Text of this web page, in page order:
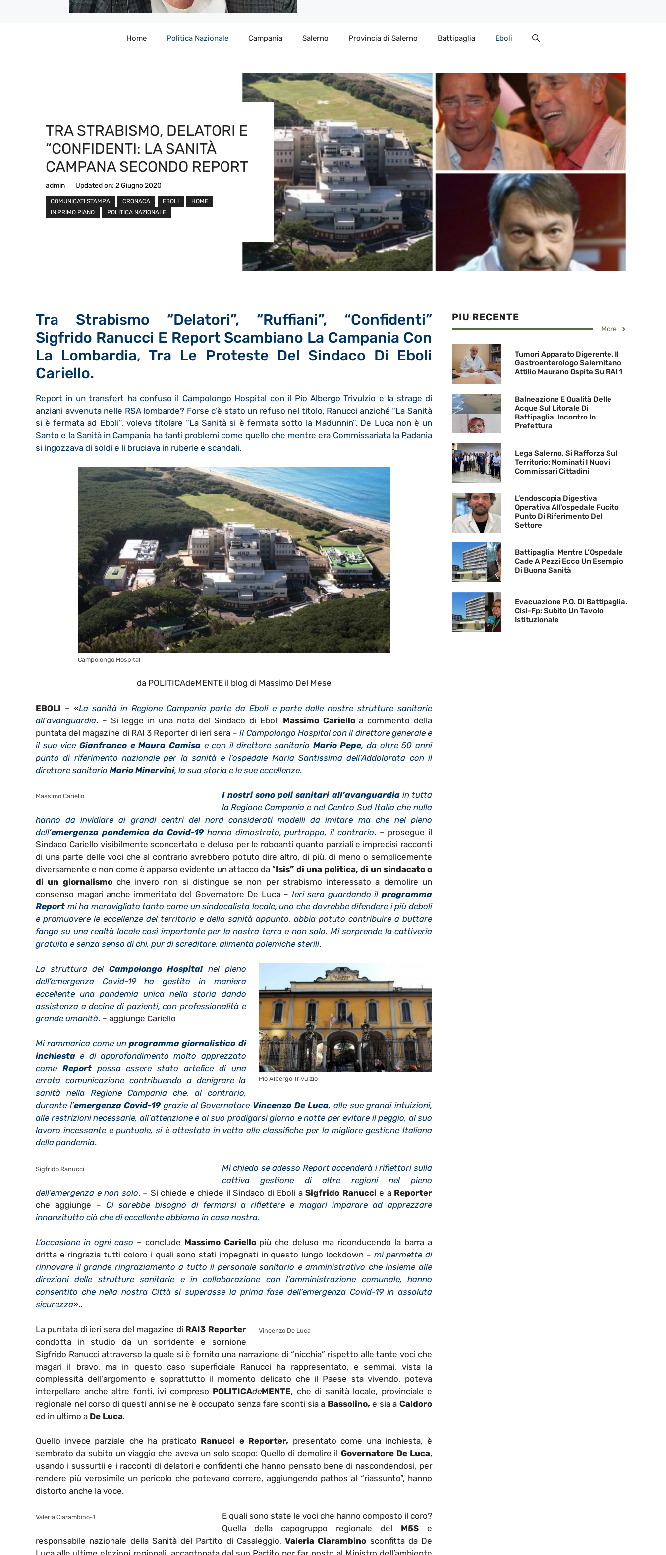
Home Politica Nazionale Campania Salerno Provincia di Salerno Battipaglia Eboli
TRA STRABISMO, DELATORI E
“CONFIDENTI: LA SANITÀ
CAMPANA SECONDO REPORT
admin Updated on: 2 Giugno 2020
COMUNICATI STAMPA CRONACA EBOLI
HOME
IN PRIMO PIANO
POLITICA NAZIONALE
Tra Strabismo “delatori”, “ruffiani”, “confidenti”
Sigfrido Ranucci E Report Scambiano La Campania Con
La Lombardia, Tra Le Proteste Del Sindaco Di Eboli
Cariello.
Report in un transfert ha confuso il Campolongo Hospital con il Pio Albergo Trivulzio e la strage di
anziani avvenuta nelle RSA lombarde? Forse c’è stato un refuso nel titolo, Ranucci anziché “La Sanità
si è fermata ad Eboli”, voleva titolare “La Sanità si è fermata sotto la Madunnin”. De Luca non è un
Santo e la Sanità in Campania ha tanti problemi come quello che mentre era Commissariata la Padania
si ingozzava di soldi e li bruciava in ruberie e scandali.
Campolongo Hospital
da POLITICAdeMENTE il blog di Massimo Del Mese
EBOLI – «La sanità in Regione Campania parte da Eboli e parte dalle nostre strutture sanitarie
all’avanguardia. – Si legge in una nota del Sindaco di Eboli Massimo Carielloa commento della
puntata del magazine di RAI 3 Reporter di ieri sera –Il Campolongo Hospital con il direttore generale e
il suo vice Gianfranco e Maura Camisae con il direttore sanitario Mario Pepe, da oltre 50 anni
punto di riferimento nazionale per la sanità e l’ospedale Maria Santissima dell’Addolorata con il
direttore sanitario Mario Minervini, la sua storia e le sue eccellenze.
Massimo Cariello I nostri sono poli sanitari all’avanguardiain tutta
la Regione Campania e nel Centro Sud Italia che nulla
hanno da invidiare ai grandi centri del nord considerati modelli da imitare ma che nel pieno
dell’emergenza pandemica da Covid-19hanno dimostrato, purtroppo, il contrario. – prosegue il
Sindaco Cariello visibilmente sconcertato e deluso per le roboanti quanto parziali e imprecisi racconti
di una parte delle voci che al contrario avrebbero potuto dire altro, di più, di meno o semplicemente
diversamente e non come è apparso evidente un attacco da “Isis” di una politica, di un sindacato o
di un giornalismoche invero non si distingue se non per strabismo interessato a demolire un
consenso magari anche immeritato del Governatore De Luca – Ieri sera guardando ilprogramma
Report mi ha meravigliato tanto come un sindacalista locale, uno che dovrebbe difendere i più deboli
e promuovere le eccellenze del territorio e della sanità appunto, abbia potuto contribuire a buttare
fango su una realtà locale così importante per la nostra terra e non solo. Mi sorprende la cattiveria
gratuita e senza senso di chi, pur di screditare, alimenta polemiche sterili.
Pio Albergo Trivulzio
La struttura del Campolongo Hospitalnel pieno
dell’emergenza Covid-19 ha gestito in maniera
eccellente una pandemia unica nella storia dando
assistenza a decine di pazienti, con professionalità e
grande umanità. – aggiunge Cariello
Mi rammarica come unprogramma giornalistico di
inchiesta e di approfondimento molto apprezzato
come Reportpossa essere stato artefice di una
errata comunicazione contribuendo a denigrare la
sanità nella Regione Campania che, al contrario,
durante l’emergenza Covid-19grazie al Governatore Vincenzo De Luca, alle sue grandi intuizioni,
alle restrizioni necessarie, all’attenzione e al suo prodigarsi giorno e notte per evitare il peggio, al suo
lavoro incessante e puntuale, si è attestata in vetta alle classifiche per la migliore gestione Italiana
della pandemia.
Sigfrido Ranucci
Mi chiedo se adesso Report accenderà i riflettori sulla
cattiva gestione di altre regioni nel pieno
dell’emergenza e non solo. – Si chiede e chiede il Sindaco di Eboli a Sigfrido Ranucci e a Reporter
che aggiunge – Ci sarebbe bisogno di fermarsi a riflettere e magari imparare ad apprezzare
innanzitutto ciò che di eccellente abbiamo in casa nostra.
L’occasione in ogni caso – conclude Massimo Cariellopiù che deluso ma riconducendo la barra a
dritta e ringrazia tutti coloro i quali sono stati impegnati in questo lungo lockdown – mi permette di
rinnovare il grande ringraziamento a tutto il personale sanitario e amministrativo che insieme alle
direzioni delle strutture sanitarie e in collaborazione con l’amministrazione comunale, hanno
consentito che nella nostra Città si superasse la prima fase dell’emergenza Covid-19 in assoluta
sicurezza»..
Vincenzo De Luca
La puntata di ieri sera del magazine di RAI3 Reporter
condotta in studio da un sorridente e sornione
Sigfrido Ranucci attraverso la quale si è fornito una narrazione di “nicchia” rispetto alle tante voci che
magari il bravo, ma in questo caso superficiale Ranucci ha rappresentato, e semmai, vista la
complessità dell’argomento e soprattutto il momento delicato che il Paese sta vivendo, poteva
interpellare anche altre fonti, ivi compreso POLITICAdeMENTE, che di sanità locale, provinciale e
regionale nel corso di questi anni se ne è occupato senza fare sconti sia a Bassolino, e sia aCaldoro
ed in ultimo a De Luca.
Quello invece parziale che ha praticato Ranucci e Reporter, presentato come una inchiesta, è
sembrato da subito un viaggio che aveva un solo scopo: Quello di demolire il Governatore De Luca,
usando i sussurtii e i racconti di delatori e confidenti che hanno pensato bene di nascondendosi, per
rendere più verosimile un pericolo che potevano correre, aggiungendo pathos al “riassunto”, hanno
distorto anche la voce.
Valeria Ciarambino-1
E quali sono state le voci che hanno composto il coro?
Quella della capogruppo regionale del M5S e
responsabile nazionale della Sanità del Partito di Casaleggio, Valeria Ciarambino sconfitta da De
Luca alle ultime elezioni regionali, accantonata dal suo Partito per far posto al Ministro dell’ambiente
PIU RECENTE
More
Tumori Apparato Digerente. Il
Gastroenterologo Salernitano
Attilio Maurano Ospite Su RAI 1
Balneazione E Qualità Delle
Acque Sul Litorale Di
Battipaglia. Incontro In
Prefettura
Lega Salerno, Si Rafforza Sul
Territorio: Nominati I Nuovi
Commissari Cittadini
L’endoscopia Digestiva
Operativa All’ospedale Fucito
Punto Di Riferimento Del
Settore
Battipaglia. Mentre L’Ospedale
Cade A Pezzi Ecco Un Esempio
Di Buona Sanità
Evacuazione P.O. Di Battipaglia.
Cisl-Fp: Subito Un Tavolo
Istituzionale